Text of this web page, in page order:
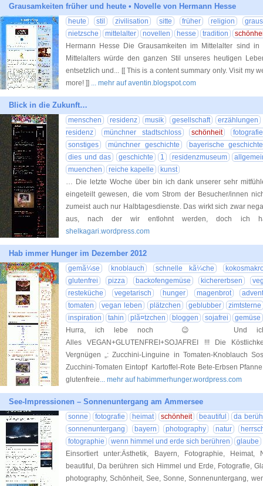
Grausamkeiten früher und heute • Novelle von Hermann Hesse
heute stil zivilisation sitte früher religion
nietzsche
mittelalter novellen hesse tradition
Hermann Hesse Die Grausamkeiten im Mittelalter sind
Mittelalters würde den ganzen Stil unseres heutigen
entsetzlich und... [[ This is a content summary only. Visit my
more! ]] ... mehr auf aventin.blogspot.com
Blick in die Zukunft…
menschen residenz musik gesellschaft
erzählungen
residenz
münchner stadtschloss schönheit
fotografie
sonstiges
münchner geschichte
bayerische geschichte
dies und das
geschichte 1 residenzmuseum
muenchen
reiche kapelle
kunst
… Die letzte Woche über bin ich dank unserer sehr
eingeteilt gewesen, die vom Strom der Besucher/innen
zumeist auch nur Halbtagesdienste. Das wirkt sich zwar
aus, nach der wir entlohnt werden, doch ich
shelkagari.wordpress.com
Hab immer Hunger im Dezember 2012
gemã¼se knoblauch schnelle kã¼che
glutenfrei
pizza backofengemüse kichererbsen
resteküche
vegetarisch hunger magenbrot
tomaten
vegan leben plätzchen geblubber
zimtsterne
inspiration
tahin plã¤tzchen bloggen sojafrei
gemüse
Hurra, ich lebe noch 😉 Und ich
Alles VEGAN+GLUTENFREI+SOJAFREI !!! Die
Vergnügen „: Zucchini-Linguine in Tomaten-Knoblauch
Zucchini-Tomaten Eintopf Kartoffel-Rote Bete-Erbsen
glutenfreie... mehr auf habimmerhunger.wordpress.com
See-Impressionen – Sonnenuntergang am Ammersee
sonne fotografie heimat schönheit beautiful
da
sonnenuntergang
bayern photography natur
fotographie
wenn himmel und erde sich berühren
glaube
Einsortiert unter:Ästhetik, Bayern, Fotographie, Heimat,
beautiful, Da berühren sich Himmel und Erde, Fotografie,
photography, Schönheit, See, Sonne, Sonnenuntergang,